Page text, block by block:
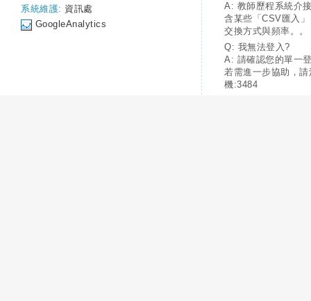
系統維護: 資訊處
GoogleAnalytics
A: 教師歷程系統介
含某些「CSV匯入
交換方式與頻率。。
Q: 我無法登入?
A: 請確認您的單一
若需進一步協助，
機:3484